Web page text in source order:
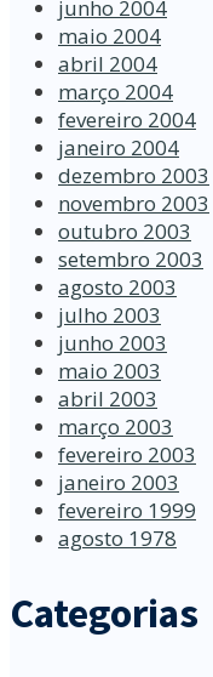
junho 2004
maio 2004
abril 2004
março 2004
fevereiro 2004
janeiro 2004
dezembro 2003
novembro 2003
outubro 2003
setembro 2003
agosto 2003
julho 2003
junho 2003
maio 2003
abril 2003
março 2003
fevereiro 2003
janeiro 2003
fevereiro 1999
agosto 1978
Categorias